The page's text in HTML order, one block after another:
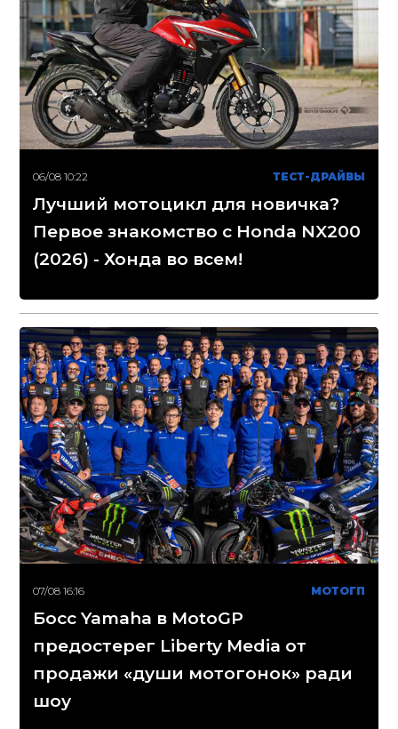
06/08 10:22 ТЕСТ-ДРАЙВЫ
Лучший мотоцикл для новичка?
Первое знакомство с Honda NX200
(2026) - Хонда во всем!
07/08 16:16 МОТОГП
Босс Yamaha в MotoGP
предостерег Liberty Media от
продажи «души мотогонок» ради
шоу